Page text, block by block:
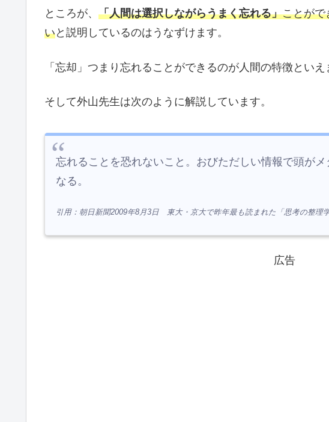
ところが、 「人間は選択しながらうまく忘れる」ことがで
いと説明しているのはうなずけます。
「忘却」つまり忘れることができるのが人間の特徴といえ
そして外山先生は次のように解説しています。
忘れることを恐れないこと。おびただしい情報で頭が
なる。
引用：朝日新聞2009年8月3日 東大・京大で昨年最も読まれた「思考の整理
広告